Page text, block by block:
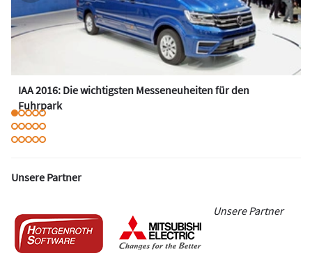
IAA 2016: Die wichtigsten Messeneuheiten für den
Fuhrpark
Unsere Partner
Unsere Partner